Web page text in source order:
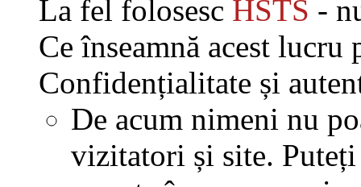
La fel folosesc HSTS -
Ce înseamnă acest
Confidențialitate și
De acum nimeni nu
vizitatori și site.